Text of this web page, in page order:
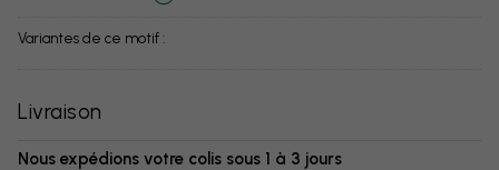
Variantes de ce motif :
Livraison
Nous expédions votre colis sous 1 à 3 jours